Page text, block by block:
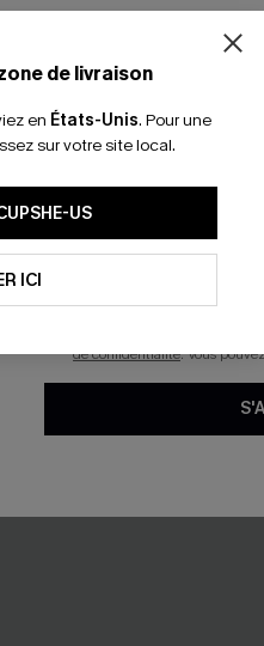
pyjama léopard à
€
de livraison
en États-Unis. Pour une
sur votre site local.
US
ICI
-15% dès 2
*Un code par
En soumettant votre adresse
mails marketing (y compris
reconnaissez avoir pris
pouvons utiliser les données
technologies de suivi, telles
savoir si ceux-ci ont été
personnaliser nos contenus
produits susceptibles de
de confidentialité. Vous